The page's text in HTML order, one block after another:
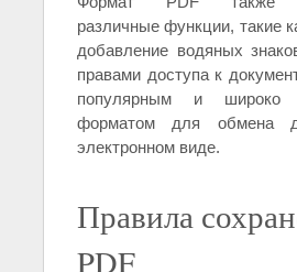
различные функции, такие
добавление водяных
правами доступа к
популярным и широко
форматом для обмена
электронном виде.
Правила
PDF